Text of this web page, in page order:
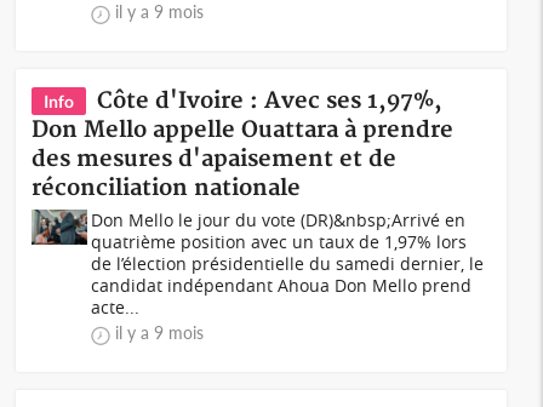
il y a 9 mois
Info
Côte d'Ivoire : Avec ses 1,97%,
Don Mello appelle Ouattara à prendre
des mesures d'apaisement et de
réconciliation nationale
Don Mello le jour du vote (DR)&nbsp;Arrivé en
quatrième position avec un taux de 1,97% lors
de l’élection présidentielle du samedi dernier, le
candidat indépendant Ahoua Don Mello prend
acte...
il y a 9 mois